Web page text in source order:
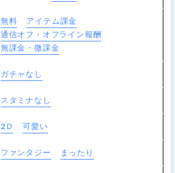
無料
アイテム課金
通信オフ・オフライン報酬
無課金・微課金
ガチャなし
スタミナなし
2Ｄ 可愛い
ファンタジー まったり